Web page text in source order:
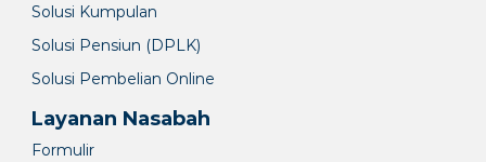
Solusi Kumpulan
Solusi Pensiun (DPLK)
Solusi Pembelian Online
Layanan Nasabah
Formulir